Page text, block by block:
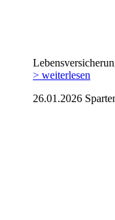
> weiterlesen
26.01.2026